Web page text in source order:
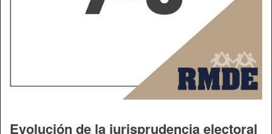
Evolución de la jurisprudencia electoral